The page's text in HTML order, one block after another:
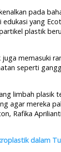
pada
yang
plastik
memasuki
seperti
limbah plasik
agar mereka
Rafika
dalam